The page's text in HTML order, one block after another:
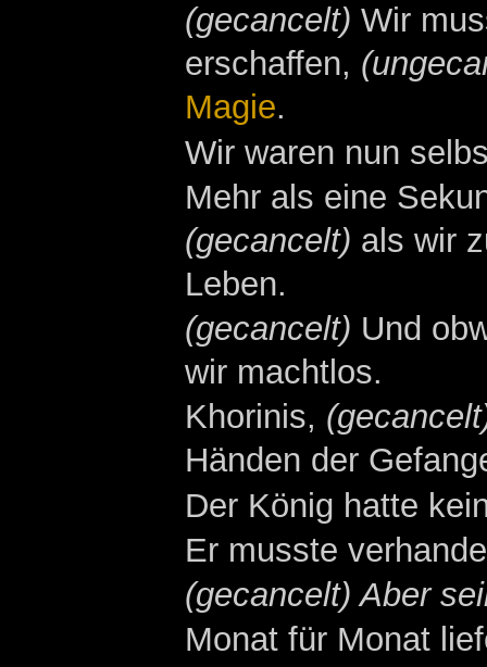
(gecancelt) Wir
erschaffen,
Magie.
Wir waren nun
Mehr als eine
(gecancelt) als wir
Leben.
(gecancelt) Und
wir machtlos.
Khorinis,
Händen der
Der König hatte
Er musste
(gecancelt) Aber
Monat für Monat